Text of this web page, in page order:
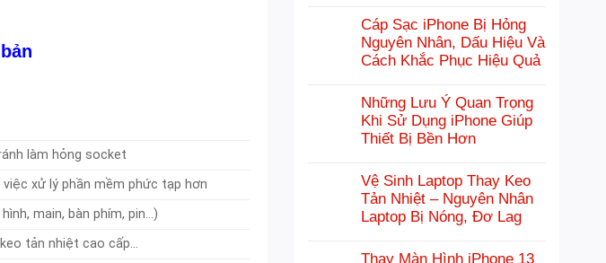
làm hỏng socket
xử lý phần mềm phức tạp hơn
main, bàn phím, pin…)
tản nhiệt cao cấp…
Cáp Sạc iPhone Bị Hỏng
Nguyên Nhân, Dấu Hiệu Và
Cách Khắc Phục Hiệu Quả
Những Lưu Ý Quan Trọng
Khi Sử Dụng iPhone Giúp
Thiết Bị Bền Hơn
Vệ Sinh Laptop Thay Keo
Tản Nhiệt – Nguyên Nhân
Laptop Bị Nóng, Đơ Lag
Thay Màn Hình iPhone 13